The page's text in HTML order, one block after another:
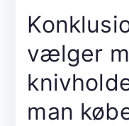
vælger
man